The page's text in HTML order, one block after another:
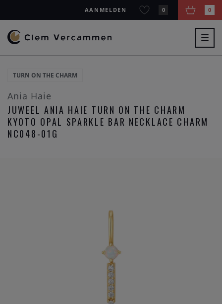
AANMELDEN 0 0
TURN ON THE CHARM
Ania Haie
JUWEEL ANIA HAIE TURN ON THE CHARM
KYOTO OPAL SPARKLE BAR NECKLACE CHARM
NC048-01G